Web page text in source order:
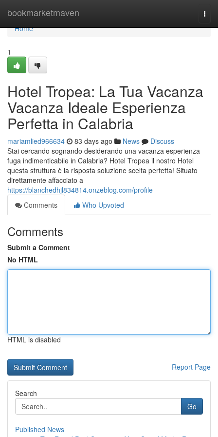
bookmarketmaven
Home
Home
1
Hotel Tropea: La Tua Vacanza
Vacanza Ideale Esperienza
Perfetta in Calabria
mariamlied966634 83 days ago News
Discuss
Stai cercando sognando desiderando una vacanza esperienza
fuga indimenticabile in Calabria? Hotel Tropea il nostro Hotel
questa struttura è la risposta soluzione scelta perfetta! Situato
direttamente affacciato a
https://blanchedhjl834814.onzeblog.com/profile
Comments
Who Upvoted
Comments
Submit a Comment
No HTML
HTML is disabled
Report Page
Search
Go
Published News